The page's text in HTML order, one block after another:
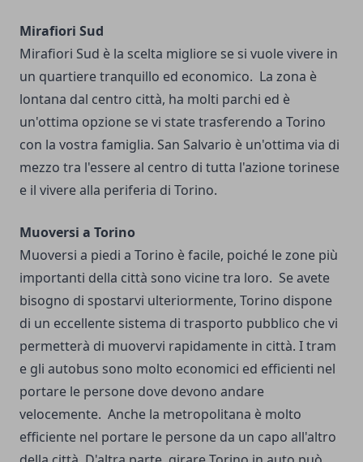
Mirafiori Sud
Mirafiori Sud è la scelta migliore se si vuole vivere in
un quartiere tranquillo ed economico. La zona è
lontana dal centro città, ha molti parchi ed è
un'ottima opzione se vi state trasferendo a Torino
con la vostra famiglia. San Salvario è un'ottima via di
mezzo tra l'essere al centro di tutta l'azione torinese
e il vivere alla periferia di Torino.
Muoversi a Torino
Muoversi a piedi a Torino è facile, poiché le zone più
importanti della città sono vicine tra loro. Se avete
bisogno di spostarvi ulteriormente, Torino dispone
di un eccellente sistema di trasporto pubblico che vi
permetterà di muovervi rapidamente in città. I tram
e gli autobus sono molto economici ed efficienti nel
portare le persone dove devono andare
velocemente. Anche la metropolitana è molto
efficiente nel portare le persone da un capo all'altro